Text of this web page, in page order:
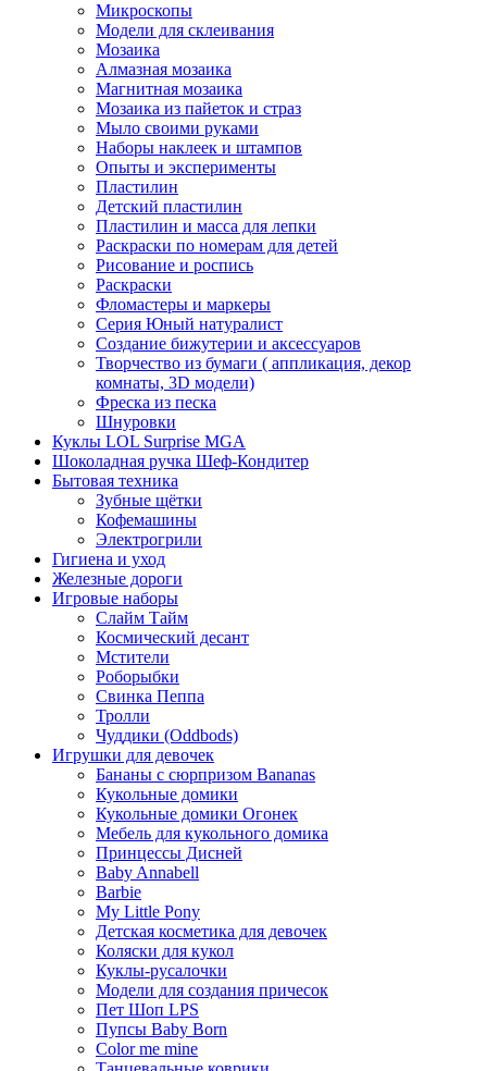
Микроскопы
Модели для склеивания
Мозаика
Алмазная мозаика
Магнитная мозаика
Мозаика из пайеток и страз
Мыло своими руками
Наборы наклеек и штампов
Опыты и эксперименты
Пластилин
Детский пластилин
Пластилин и масса для лепки
Раскраски по номерам для детей
Рисование и роспись
Раскраски
Фломастеры и маркеры
Серия Юный натуралист
Создание бижутерии и аксессуаров
Творчество из бумаги ( аппликация, декор
комнаты, 3D модели)
Фреска из песка
Шнуровки
Куклы LOL Surprise MGA
Шоколадная ручка Шеф-Кондитер
Бытовая техника
Зубные щётки
Кофемашины
Электрогрили
Гигиена и уход
Железные дороги
Игровые наборы
Слайм Тайм
Космический десант
Мстители
Роборыбки
Свинка Пеппа
Тролли
Чуддики (Oddbods)
Игрушки для девочек
Бананы с сюрпризом Bananas
Кукольные домики
Кукольные домики Огонек
Мебель для кукольного домика
Принцессы Дисней
Baby Annabell
Barbie
My Little Pony
Детская косметика для девочек
Коляски для кукол
Куклы-русалочки
Модели для создания причесок
Пет Шоп LPS
Пупсы Baby Born
Сolor me mine